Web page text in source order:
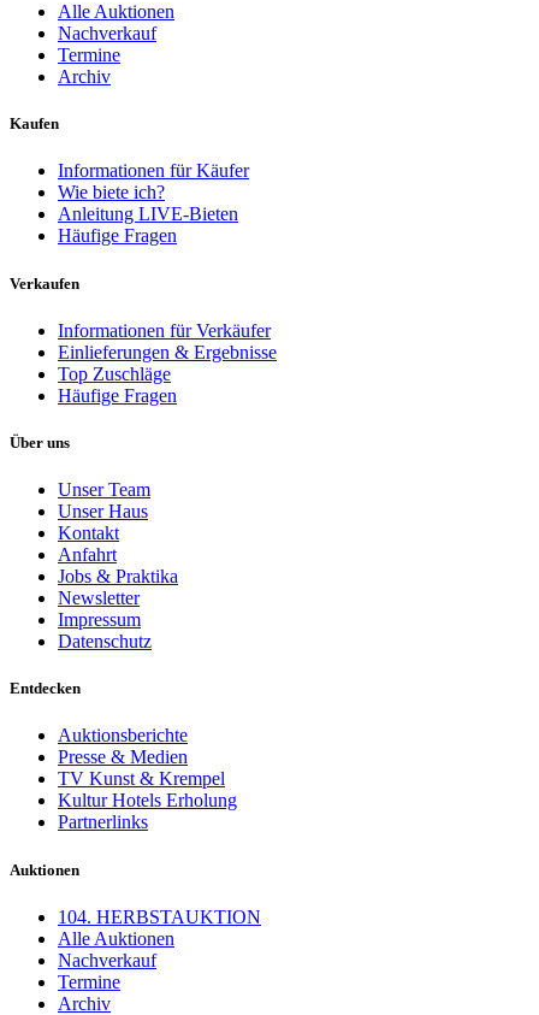
Alle Auktionen
Nachverkauf
Termine
Archiv
Kaufen
Informationen für Käufer
Wie biete ich?
Anleitung LIVE-Bieten
Häufige Fragen
Verkaufen
Informationen für Verkäufer
Einlieferungen & Ergebnisse
Top Zuschläge
Häufige Fragen
Über uns
Unser Team
Unser Haus
Kontakt
Anfahrt
Jobs & Praktika
Newsletter
Impressum
Datenschutz
Entdecken
Auktionsberichte
Presse & Medien
TV Kunst & Krempel
Kultur Hotels Erholung
Partnerlinks
Auktionen
104. HERBSTAUKTION
Alle Auktionen
Nachverkauf
Termine
Archiv